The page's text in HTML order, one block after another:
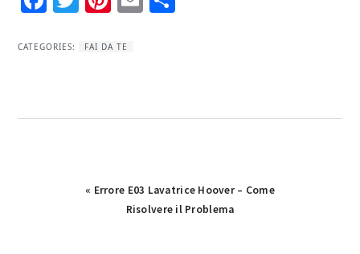
CATEGORIES: FAI DA TE
Previous
« Errore E03 Lavatrice Hoover – Come
Risolvere il Problema